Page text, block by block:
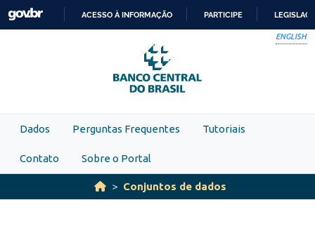
Skip to main content
PARA
O
CONTEÚDO
ACESSO À INFORMAÇÃO PARTICIPE
ENGLISH
Dados Perguntas Frequentes Tutoriais
Contato Sobre o Portal
Conjuntos de dados